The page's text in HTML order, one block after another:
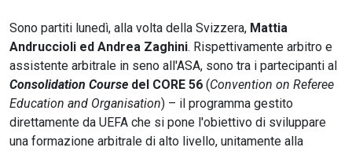
Sono partiti lunedì, alla volta della Svizzera, Mattia
Andruccioli ed Andrea Zaghini. Rispettivamente arbitro e
assistente arbitrale in seno all'ASA, sono tra i partecipanti al
Consolidation Course del CORE 56 (Convention on Referee
Education and Organisation) – il programma gestito
direttamente da UEFA che si pone l'obiettivo di sviluppare
una formazione arbitrale di alto livello, unitamente alla